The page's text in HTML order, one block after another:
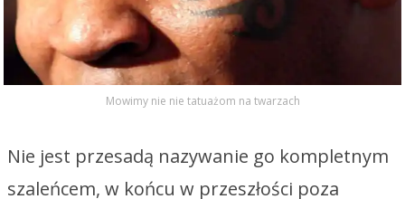
Mowimy nie nie tatuażom na twarzach
Nie jest przesadą nazywanie go kompletnym
szaleńcem, w końcu w przeszłości poza